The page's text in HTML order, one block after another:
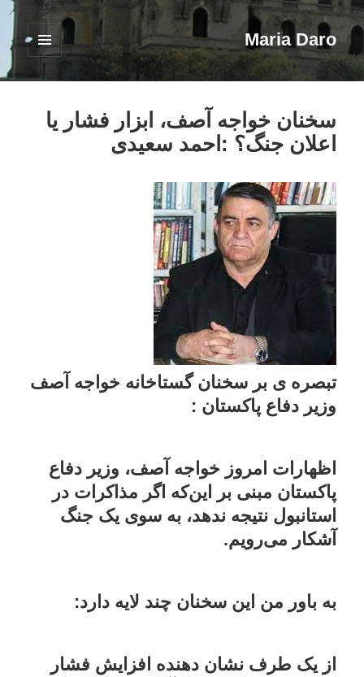
Maria Daro
فهرست
ابزارک‌ها
سخنان خواجه آصف، ابزار فشار یا
اعلان جنگ؟ :احمد سعیدی
تبصره ی بر سخنان گستاخانه خواجه آصف
وزیر دفاع پاکستان :
اظهارات امروز خواجه آصف، وزیر دفاع
پاکستان مبنی بر این‌که اگر مذاکرات در
استانبول نتیجه ندهد، به سوی یک جنگ
آشکار می‌رویم.
به باور من این سخنان چند لایه دارد:
از یک طرف نشان دهنده افزایش فشار